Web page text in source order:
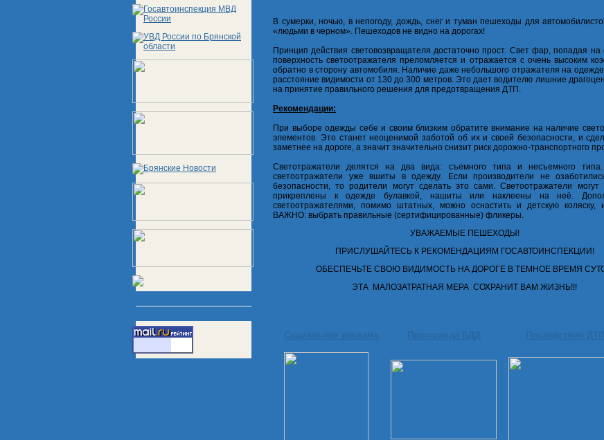
В сумерки, ночью, в непогоду, дождь, снег и туман пешеходы для
«людьми в черном». Пешеходов не видно на дорогах!
Принцип действия световозвращателя достаточно прост. Свет фар, попадая на
поверхность светоотражателя преломляется и отражается с очень высоким
обратно в сторону автомобиля. Наличие даже небольшого отражателя на одежде
расстояние видимости от 130 до 300 метров. Это дает водителю лишние
на принятие правильного решения для предотвращения ДТП.
Рекомендации:
При выборе одежды себе и своим близким обратите внимание на наличие
элементов. Это станет неоценимой заботой об их и своей безопасности, и
заметнее на дороге, а значит значительно снизит риск дорожно-транспортного
Светотражатели делятся на два вида: съемного типа и несъемного
светоотражатели уже вшиты в одежду. Если производители не
безопасности, то родители могут сделать это сами. Светоотражатели могут
прикреплены к одежде булавкой, нашиты или наклеены на неё.
светоотражателями, помимо штатных, можно оснастить и детскую коляску,
ВАЖНО: выбрать правильные (сертифицированные) фликеры.
УВАЖАЕМЫЕ ПЕШЕХОДЫ!
ПРИСЛУШАЙТЕСЬ К РЕКОМЕНДАЦИЯМ ГОСАВТОИНСПЕКЦИИ!
ОБЕСПЕЧЬТЕ СВОЮ ВИДИМОСТЬ НА ДОРОГЕ В ТЕМНОЕ ВРЕМЯ
ЭТА МАЛОЗАТРАТНАЯ МЕРА СОХРАНИТ ВАМ ЖИЗНЬ!!!